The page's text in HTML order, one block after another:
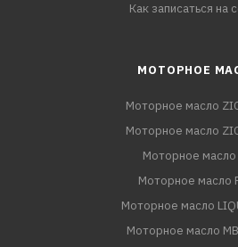
Как записаться на
МОТОРНОЕ
Моторное масло
Моторное масло
Моторное масло
Моторное масло
Моторное масло
Моторное масло